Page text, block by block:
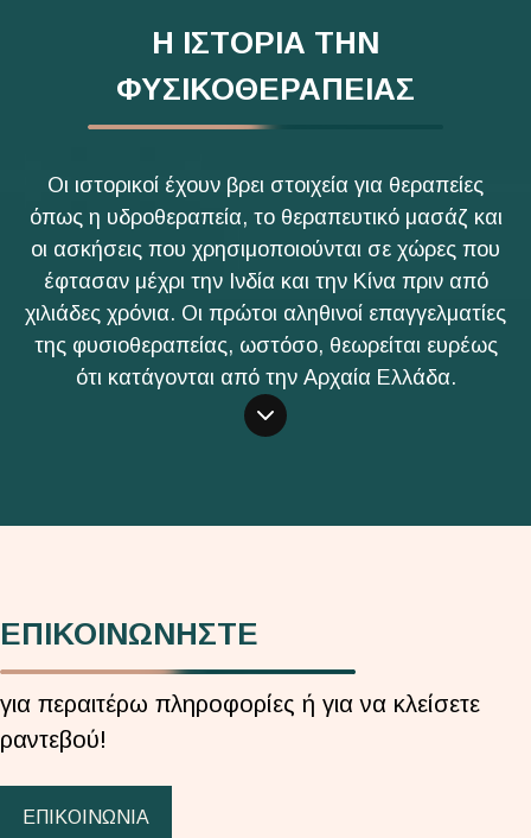
Η ΙΣΤΟΡΙΑ ΤΗΝ
ΦΥΣΙΚΟΘΕΡΑΠΕΙΑΣ
Οι ιστορικοί έχουν βρει στοιχεία για θεραπείες
όπως η υδροθεραπεία, το θεραπευτικό μασάζ και
οι ασκήσεις που χρησιμοποιούνται σε χώρες που
έφτασαν μέχρι την Ινδία και την Κίνα πριν από
χιλιάδες χρόνια. Οι πρώτοι αληθινοί επαγγελματίες
της φυσιοθεραπείας, ωστόσο, θεωρείται ευρέως
ότι κατάγονται από την Αρχαία Ελλάδα.
ΕΠΙΚΟΙΝΩΝΗΣΤΕ
για περαιτέρω πληροφορίες ή για να κλείσετε
ραντεβού!
ΕΠΙΚΟΙΝΩΝΙΑ